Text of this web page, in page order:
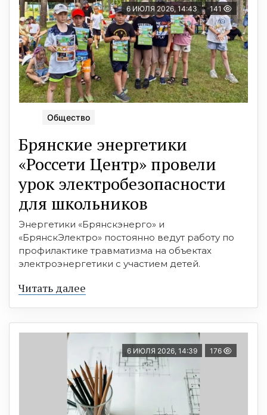
6 ИЮЛЯ 2026, 14:43 141
Общество
Брянские энергетики
«Россети Центр» провели
урок электробезопасности
для школьников
Энергетики «Брянскэнерго» и
«БрянскЭлектро» постоянно ведут работу по
профилактике травматизма на объектах
электроэнергетики с участием детей.
Читать далее
6 ИЮЛЯ 2026, 14:39 176